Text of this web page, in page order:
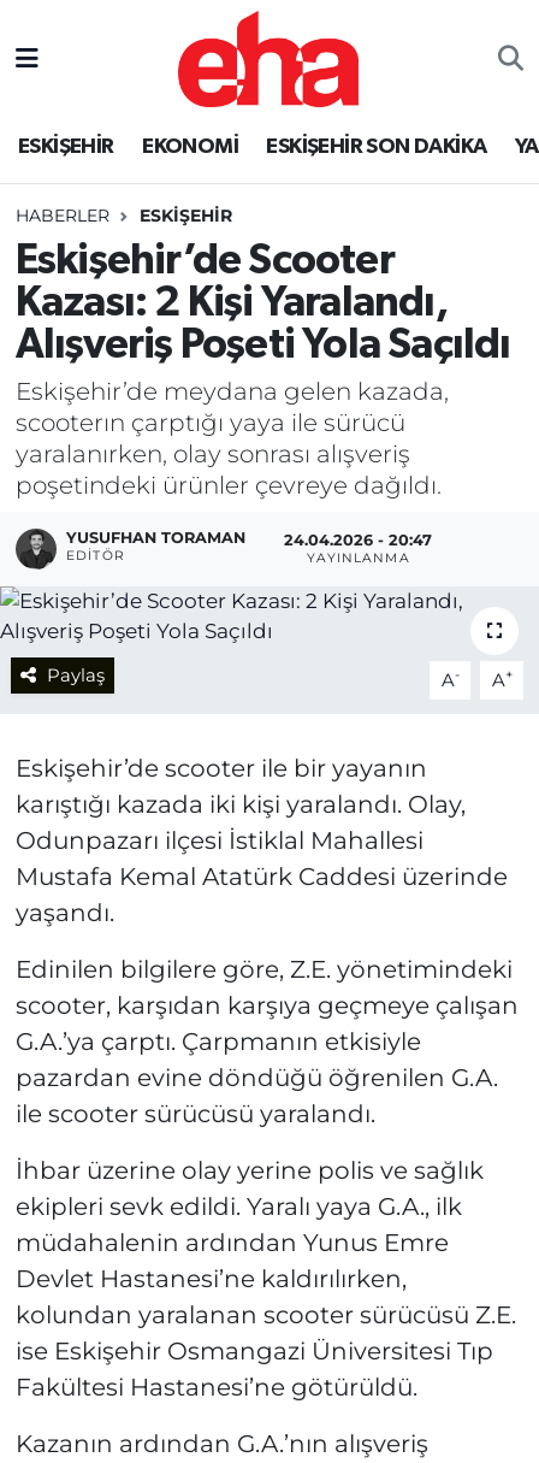
ESKİŞEHİR EKONOMİ ESKİŞEHİR SON DAKİKA
HABERLER ESKİŞEHİR
Eskişehir’de Scooter
Kazası: 2 Kişi Yaralandı,
Alışveriş Poşeti Yola Saçıldı
Eskişehir’de meydana gelen kazada,
scooterın çarptığı yaya ile sürücü
yaralanırken, olay sonrası alışveriş
poşetindeki ürünler çevreye dağıldı.
YUSUFHAN TORAMAN
EDITÖR
24.04.2026 - 20:47
YAYINLANMA
Paylaş A- A+
Eskişehir’de scooter ile bir yayanın
karıştığı kazada iki kişi yaralandı. Olay,
Odunpazarı ilçesi İstiklal Mahallesi
Mustafa Kemal Atatürk Caddesi üzerinde
yaşandı.
Edinilen bilgilere göre, Z.E. yönetimindeki
scooter, karşıdan karşıya geçmeye çalışan
G.A.’ya çarptı. Çarpmanın etkisiyle
pazardan evine döndüğü öğrenilen G.A.
ile scooter sürücüsü yaralandı.
İhbar üzerine olay yerine polis ve sağlık
ekipleri sevk edildi. Yaralı yaya G.A., ilk
müdahalenin ardından Yunus Emre
Devlet Hastanesi’ne kaldırılırken,
kolundan yaralanan scooter sürücüsü Z.E.
ise Eskişehir Osmangazi Üniversitesi Tıp
Fakültesi Hastanesi’ne götürüldü.
Kazanın ardından G.A.’nın alışveriş